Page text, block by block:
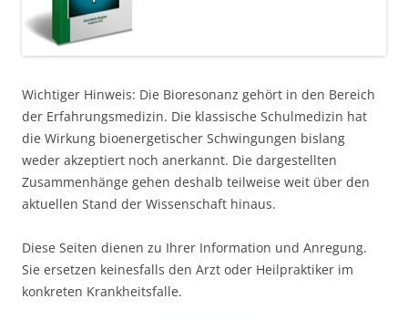
Wichtiger Hinweis: Die Bioresonanz gehört in den Bereich
der Erfahrungsmedizin. Die klassische Schulmedizin hat
die Wirkung bioenergetischer Schwingungen bislang
weder akzeptiert noch anerkannt. Die dargestellten
Zusammenhänge gehen deshalb teilweise weit über den
aktuellen Stand der Wissenschaft hinaus.
Diese Seiten dienen zu Ihrer Information und Anregung.
Sie ersetzen keinesfalls den Arzt oder Heilpraktiker im
konkreten Krankheitsfalle.